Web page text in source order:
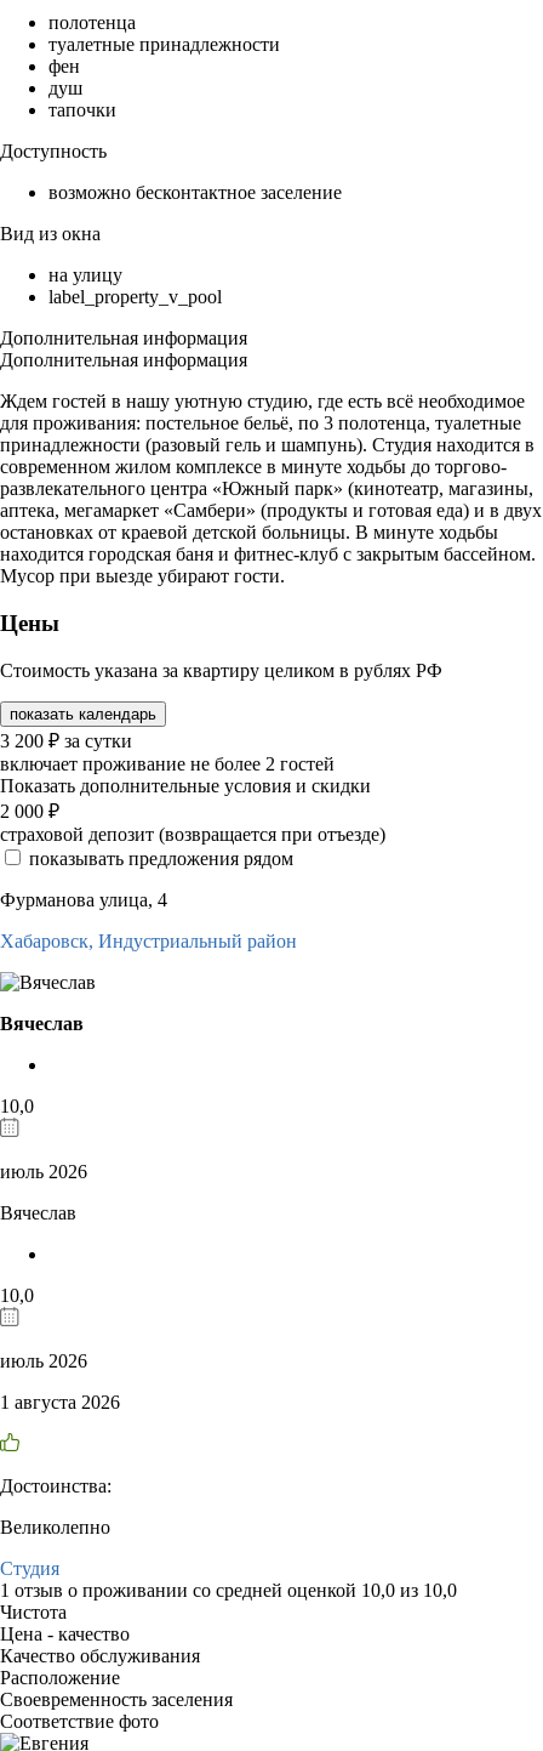
полотенца
туалетные принадлежности
фен
душ
тапочки
Доступность
возможно бесконтактное заселение
Вид из окна
на улицу
label_property_v_pool
Дополнительная информация
Дополнительная информация
Ждем гостей в нашу уютную студию, где есть всё необходимое
для проживания: постельное бельё, по 3 полотенца, туалетные
принадлежности (разовый гель и шампунь). Студия находится в
современном жилом комплексе в минуте ходьбы до торгово-
развлекательного центра «Южный парк» (кинотеатр, магазины,
аптека, мегамаркет «Самбери» (продукты и готовая еда) и в двух
остановках от краевой детской больницы. В минуте ходьбы
находится городская баня и фитнес-клуб с закрытым бассейном.
Мусор при выезде убирают гости.
Цены
Стоимость указана за квартиру целиком в рублях РФ
показать календарь
3 200 ₽ за сутки
включает проживание не более 2 гостей
Показать дополнительные условия и скидки
2 000 ₽
страховой депозит (возвращается при отъезде)
показывать предложения рядом
Фурманова улица, 4
Хабаровск, Индустриальный район
Вячеслав
10,0
июль 2026
Вячеслав
10,0
июль 2026
1 августа 2026
Достоинства:
Великолепно
Студия
1 отзыв о проживании со средней оценкой 10,0 из 10,0
Чистота
Цена - качество
Качество обслуживания
Расположение
Своевременность заселения
Соответствие фото